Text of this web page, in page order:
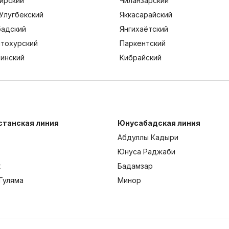
Яккасарайский
Янгихаётский
Паркентский
Кибрайский
линия
Юнусабадская линия
Абдуллы Кадыри
Юнуса Раджаби
Бадамзар
Минор